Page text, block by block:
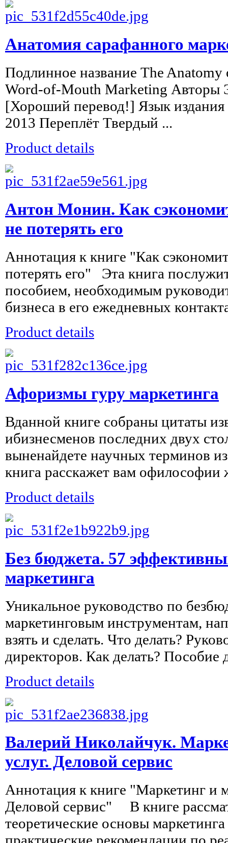
Анатомия сарафанного
Подлинное название The
Word-of-Mouth Marketing Авторы
[Хороший перевод!] Язык издания
2013 Переплёт Твердый ...
Product details
Антон Монин. Как
не потерять его
Аннотация к книге "Как
потерять его" Эта книга
пособием, необходимым
бизнеса в его ежедневных
Product details
Афоризмы гуру маркетинга
Вданной книге собраны цитаты
ибизнесменов последних двух
выненайдете научных терминов
книга расскажет вам офилософии
Product details
Без бюджета. 57
маркетинга
Уникальное руководство по
маркетинговым инструментам,
взять и сделать. Что делать?
директоров. Как делать? Пособие
Product details
Валерий Николайчук.
услуг. Деловой сервис
Аннотация к книге "Маркетинг и
Деловой сервис" В книге
теоретические основы